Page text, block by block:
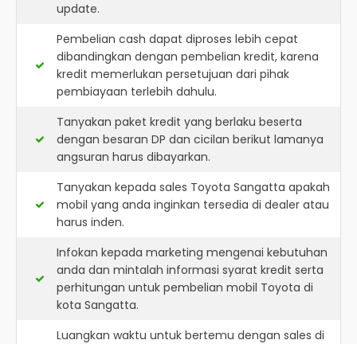
update.
Pembelian cash dapat diproses lebih cepat
dibandingkan dengan pembelian kredit, karena
kredit memerlukan persetujuan dari pihak
pembiayaan terlebih dahulu.
Tanyakan paket kredit yang berlaku beserta
dengan besaran DP dan cicilan berikut lamanya
angsuran harus dibayarkan.
Tanyakan kepada sales Toyota Sangatta apakah
mobil yang anda inginkan tersedia di dealer atau
harus inden.
Infokan kepada marketing mengenai kebutuhan
anda dan mintalah informasi syarat kredit serta
perhitungan untuk pembelian mobil Toyota di
kota Sangatta.
Luangkan waktu untuk bertemu dengan sales di